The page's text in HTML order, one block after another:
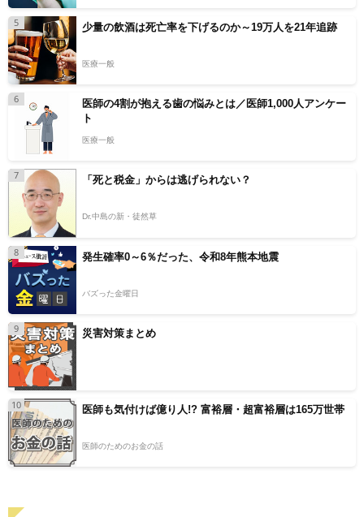
5 少量の飲酒は死亡率を下げるのか～19万人を21年追跡
医療一般
6
医師の4割が抱える歯の悩みとは／医師1,000人アンケー
ト
医療一般
7 「死と税金」からは逃げられない？
Dr.中島の新・徒然草
8 発生確率0～6％だった、令和8年熊本地震
バズった金曜日
9 災害対策まとめ
10 医師も気付けば億り人!? 富裕層・超富裕層は165万世帯
医師のためのお金の話